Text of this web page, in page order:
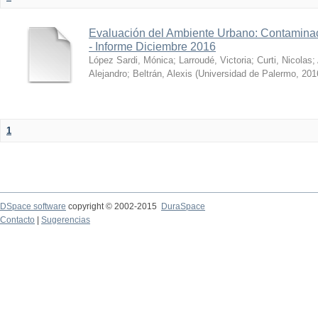
Evaluación del Ambiente Urbano:
- Informe Diciembre 2016
López Sardi, Mónica; Larroudé, Victoria; Curti, Nicolas;
Alejandro; Beltrán, Alexis (Universidad de Palermo,
1
DSpace software copyright © 2002-2015
DuraSpace
Contacto
Sugerencias